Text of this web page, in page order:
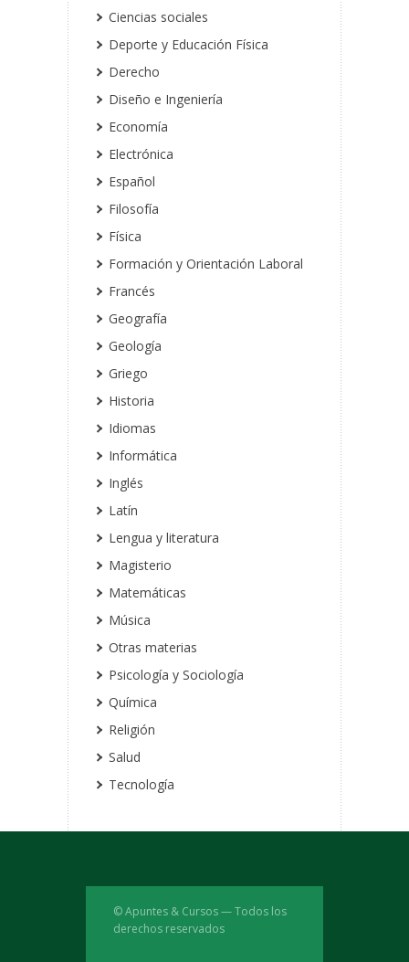
Ciencias sociales
Deporte y Educación Física
Derecho
Diseño e Ingeniería
Economía
Electrónica
Español
Filosofía
Física
Formación y Orientación Laboral
Francés
Geografía
Geología
Griego
Historia
Idiomas
Informática
Inglés
Latín
Lengua y literatura
Magisterio
Matemáticas
Música
Otras materias
Psicología y Sociología
Química
Religión
Salud
Tecnología
© Apuntes & Cursos — Todos los
derechos reservados